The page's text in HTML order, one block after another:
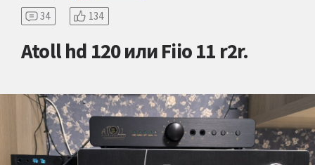
34
134
Atoll hd 120 или Fiio 11 r2r.